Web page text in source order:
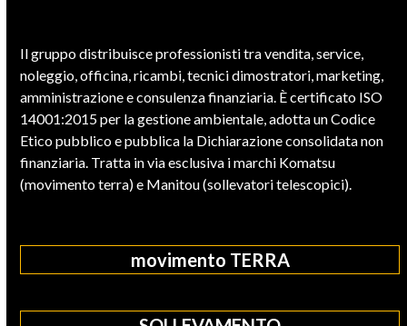
Il gruppo distribuisce professionisti tra vendita, service,
noleggio, officina, ricambi, tecnici dimostratori, marketing,
amministrazione e consulenza finanziaria. È certificato ISO
14001:2015 per la gestione ambientale, adotta un Codice
Etico pubblico e pubblica la Dichiarazione consolidata non
finanziaria. Tratta in via esclusiva i marchi Komatsu
(movimento terra) e Manitou (sollevatori telescopici).
movimento TERRA